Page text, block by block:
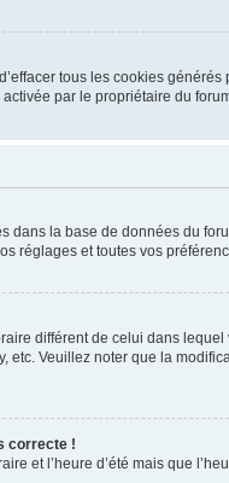
tous les cookies
par le propriétaire du
dans la base de données du
réglages et toutes vos
différent de celui dans
Veuillez noter que la
correcte !
et l’heure d’été mais que